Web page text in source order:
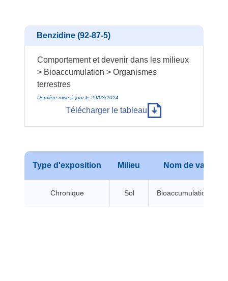
Benzidine (92-87-5)
Comportement et devenir dans les milieux
> Bioaccumulation > Organismes
terrestres
Dernière mise à jour le 29/03/2024
Télécharger le tableau
Type d'exposition Milieu Nom de valeur
Chronique Sol Bioaccumulation BCF